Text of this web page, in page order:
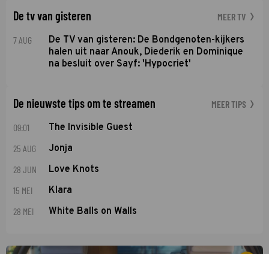
De tv van gisteren MEER TV
7 AUG
De TV van gisteren: De Bondgenoten-kijkers
halen uit naar Anouk, Diederik en Dominique
na besluit over Sayf: 'Hypocriet'
De nieuwste tips om te streamen MEER TIPS
09:01 The Invisible Guest
25 AUG Jonja
28 JUN Love Knots
15 MEI Klara
28 MEI White Balls on Walls